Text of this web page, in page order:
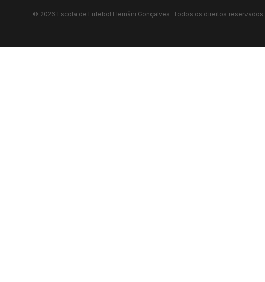
© 2026 Escola de Futebol Hernâni Gonçalves. Todos os direitos reservados.